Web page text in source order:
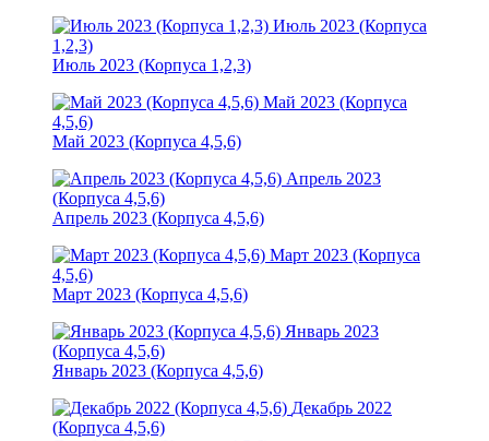
Июль 2023 (Корпуса
1,2,3)
Июль 2023 (Корпуса 1,2,3)
Май 2023 (Корпуса
4,5,6)
Май 2023 (Корпуса 4,5,6)
Апрель 2023
(Корпуса 4,5,6)
Апрель 2023 (Корпуса 4,5,6)
Март 2023 (Корпуса
4,5,6)
Март 2023 (Корпуса 4,5,6)
Январь 2023
(Корпуса 4,5,6)
Январь 2023 (Корпуса 4,5,6)
Декабрь 2022
(Корпуса 4,5,6)